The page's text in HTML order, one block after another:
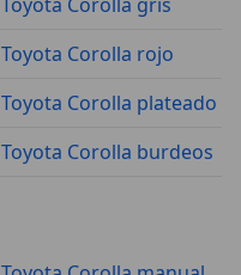
Toyota Corolla rojo
Toyota Corolla plateado
Toyota Corolla burdeos